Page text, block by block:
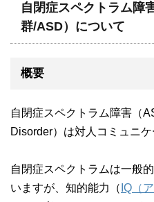
自閉症スペクトラム障
群/ASD）について
概要
自閉症スペクトラム障害（
Disorder）は対人コミュニ
自閉症スペクトラムは一般
いますが、知的能力（ IQ（